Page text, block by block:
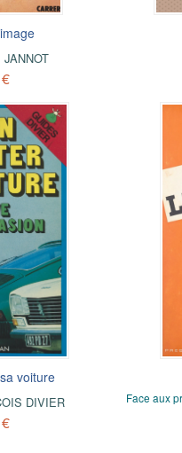
voiture
DIVIER Face aux